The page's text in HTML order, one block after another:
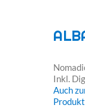
Inkl.
Auch